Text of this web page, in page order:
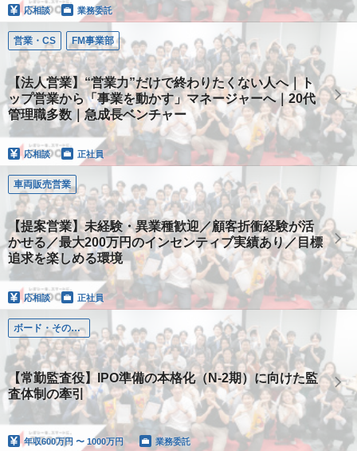
応相談 業務委託
営業・CS FM事業部
【法人営業】“営業力”だけで終わりたくない人へ｜ト
ップ営業から「事業を動かす」マネージャーへ｜20代
管理職多数｜急成長ベンチャー
応相談 正社員
車両販売営業
【提案営業】未経験・異業種歓迎／顧客折衝経験が活
かせる／最大200万円のインセンティブ実績あり／目標
追求を楽しめる環境
応相談 正社員
ボード・その他/常勤監査役
【常勤監査役】IPO準備の本格化（N-2期）に向けた監
査体制の牽引
年収600万円 〜 1000万円 業務委託